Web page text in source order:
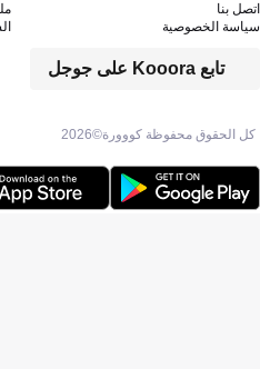
كل الحقوق محفوظة كووورة©2026
تابع Kooora على جوجل
اتصل بنا
سياسة الخصوصية